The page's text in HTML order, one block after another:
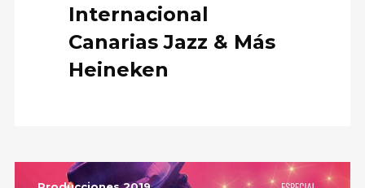
Internacional
Canarias Jazz & Más
Heineken